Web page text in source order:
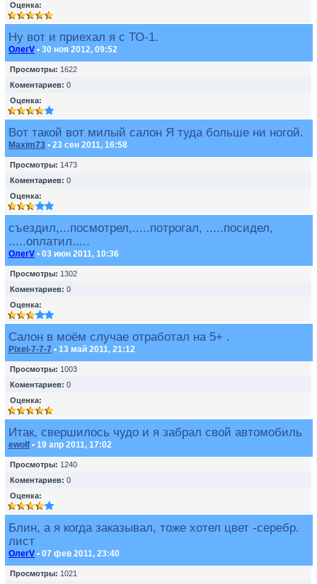
Оценка:
Ну вот и приехал я с ТО-1.
ОлегV • 30 ноя 2012, 09:52
Просмотры: 1622
Коментариев: 0
Оценка:
Вот такой вот милый салон Я туда больше ни ногой.
Maxim73 • 23 сен 2011, 16:58
Просмотры: 1473
Коментариев: 0
Оценка:
съездил,...посмотрел,.....потрогал, .....посидел,
.....оплатил.....
ОлегV • 03 июн 2011, 10:36
Просмотры: 1302
Коментариев: 0
Оценка:
Салон в моём случае отработал на 5+ .
Pixel-7-7-7 • 13 май 2011, 21:12
Просмотры: 1003
Коментариев: 0
Оценка:
Итак, свершилось чудо и я забрал свой автомобиль
ewolf • 19 апр 2011, 17:02
Просмотры: 1240
Коментариев: 0
Оценка:
Блин, а я когда заказывал, тоже хотел цвет -серебр.
лист
ОлегV • 07 фев 2011, 23:40
Просмотры: 1021